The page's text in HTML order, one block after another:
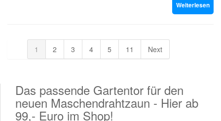
Weiterlesen
1 2 3 4 5 11 Next
Das passende Gartentor für den
neuen Maschendrahtzaun - Hier ab
99,- Euro im Shop!